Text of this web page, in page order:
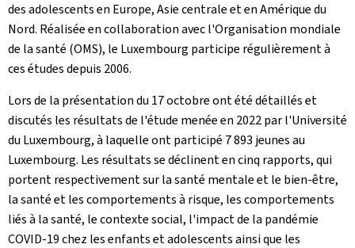
des adolescents en Europe, Asie centrale et en Amérique du
Nord. Réalisée en collaboration avec l'Organisation mondiale
de la santé (OMS), le Luxembourg participe régulièrement à
ces études depuis 2006.
Lors de la présentation du 17 octobre ont été détaillés et
discutés les résultats de l'étude menée en 2022 par l'Université
du Luxembourg, à laquelle ont participé 7 893 jeunes au
Luxembourg. Les résultats se déclinent en cinq rapports, qui
portent respectivement sur la santé mentale et le bien-être,
la santé et les comportements à risque, les comportements
liés à la santé, le contexte social, l'impact de la pandémie
COVID-19 chez les enfants et adolescents ainsi que les